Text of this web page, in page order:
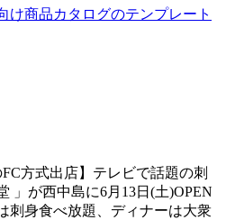
け商品カタログのテンプレート
FC方式出店】テレビで話題の刺
」が西中島に6月13日(土)OPEN
刺身食べ放題、ディナーは大衆